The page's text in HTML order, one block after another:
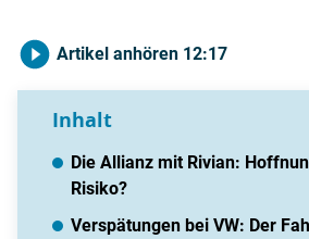
Artikel anhören 12:17
Inhalt
Die Allianz mit Rivian:
Risiko?
Verspätungen bei VW: Der